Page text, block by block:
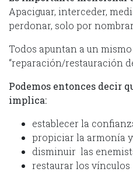
Apaciguar, interceder,
perdonar, solo por
Todos apuntan a un
“reparación/restauración
Podemos entonces decir
implica:
establecer la
propiciar la armonía
disminuir las
restaurar los vínculos